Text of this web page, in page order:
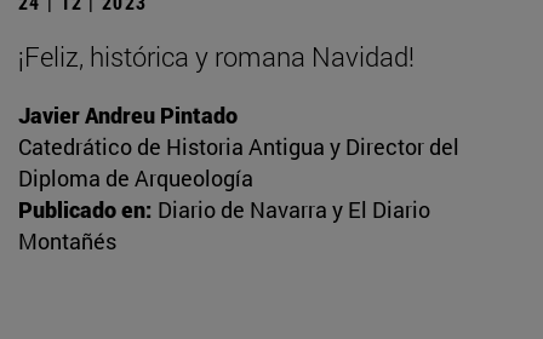
¡Feliz, histórica y romana Navidad!
Javier Andreu Pintado
Catedrático de Historia Antigua y Director del
Diploma de Arqueología
Publicado en: Diario de Navarra y El Diario
Montañés